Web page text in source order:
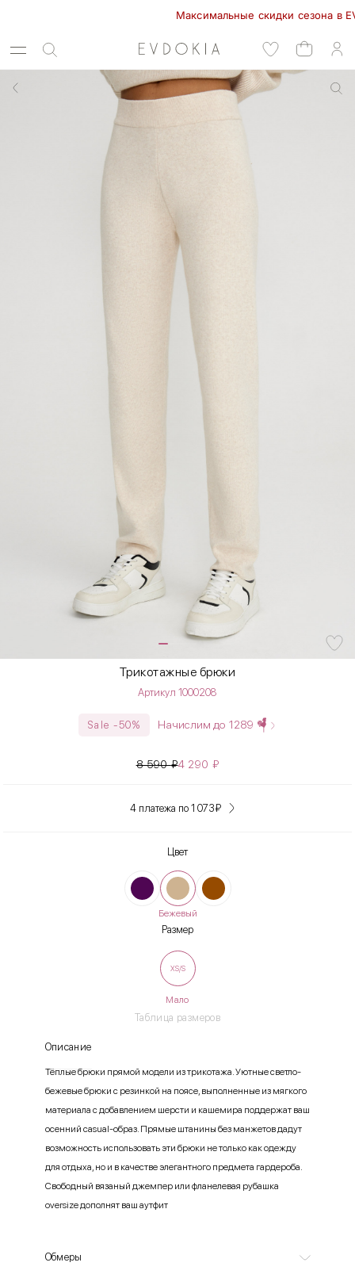
Максимальные скидки сезона в
Трикотажные брюки
Артикул 1000208
Sale -50% Начислим до 1289
8 590₽4 290 ₽
4 платежа по 1 073₽
Цвет
Бежевый
Размер
Таблица размеров
XS/S
Мало
Описание
Тёплые брюки прямой модели из трикотажа. Уютные светло-
бежевые брюки с резинкой на поясе, выполненные из мягкого
материала с добавлением шерсти и кашемира поддержат ваш
осенний casual-образ. Прямые штанины без манжетов дадут
возможность использовать эти брюки не только как одежду
для отдыха, но и в качестве элегантного предмета гардероба.
Свободный вязаный джемпер или фланелевая рубашка
oversize дополнят ваш аутфит
Обмеры